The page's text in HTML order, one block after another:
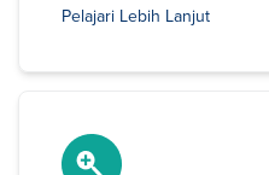
Pelajari Lebih Lanjut